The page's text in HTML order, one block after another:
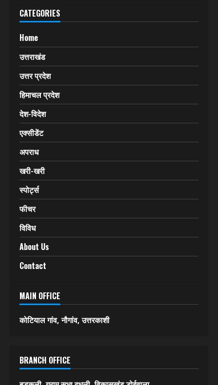
CATEGORIES
Home
उत्तराखंड
उत्तर प्रदेश
हिमाचल प्रदेश
देश-विदेश
एक्सीडेंट
अपराध
खरी-खरी
स्पोर्ट्स
फीचर
विविध
About Us
Contact
MAIN OFFICE
कोटियाल गांव, नौगांव, उत्तरकाशी
BRANCH OFFICE